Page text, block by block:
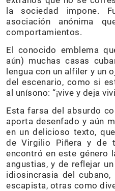
la sociedad impone.
asociación anónima
comportamientos.
El conocido emblema
aún) muchas casas
lengua con un alfiler y un
del escenario, como si
al unísono: “¡vive y deja
Esta farsa del absurdo
aporta desenfado y aún
en un delicioso texto,
de Virgilio Piñera y de
encontró en este género
angustias, y de reflejar
idiosincrasia del
escapista, otras como